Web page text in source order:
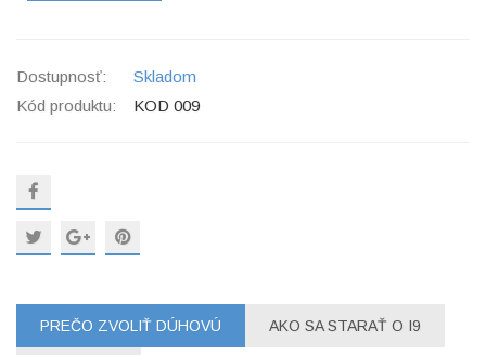
Dostupnosť:
Skladom
Kód produktu:
KOD 009
PREČO ZVOLIŤ DÚHOVÚ AKO SA STARAŤ O I9